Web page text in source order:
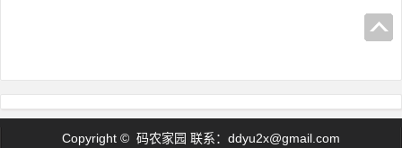
Copyright © 码农家园 联系： ddyu2x@gmail.com